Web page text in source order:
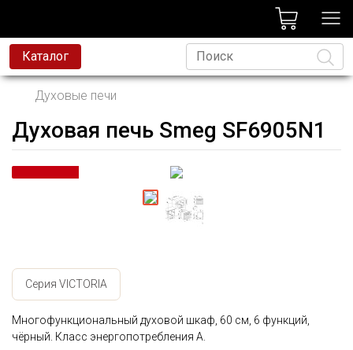
Каталог
Язык
Духовые печи
Духовая печь Smeg SF6905N1
Серия VICTORIA
Многофункциональный духовой шкаф, 60 см, 6 функций,
чёрный. Класс энергопотребления А.